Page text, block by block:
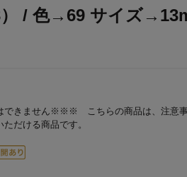
） / 色→69 サイズ
きません※※※ こちらの商品は、注意事
だける商品です。